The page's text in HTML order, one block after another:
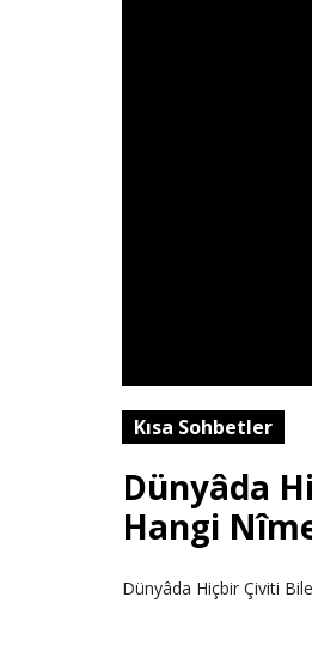
Kısa Sohbetler
Dünyâda
Hangi
Dünyâda Hiçbir Çiviti